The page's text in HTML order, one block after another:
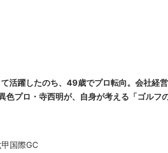
活躍したのち、49歳でプロ転向。会社経
色プロ・寺西明が、自身が考える「ゴルフ
国際GC